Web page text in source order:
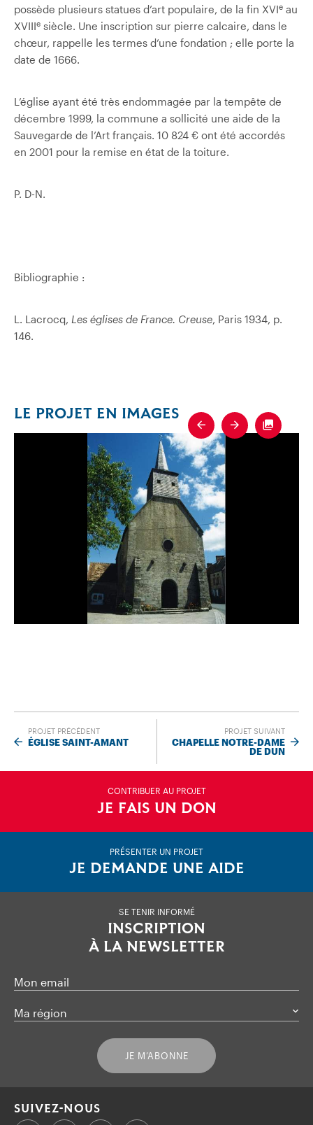
possède plusieurs statues d’art populaire, de la fin XVIe au
XVIIIe siècle. Une inscription sur pierre calcaire, dans le
chœur, rappelle les termes d’une fondation ; elle porte la
date de 1666.
L’église ayant été très endommagée par la tempête de
décembre 1999, la commune a sollicité une aide de la
Sauvegarde de l’Art français. 10 824 € ont été accordés
en 2001 pour la remise en état de la toiture.
P. D-N.
Bibliographie :
L. Lacrocq, Les églises de France. Creuse , Paris 1934, p.
146.
LE PROJET EN IMAGES
Previous
Next
PROJET PRÉCÉDENT
ÉGLISE SAINT-AMANT
PROJET SUIVANT
CHAPELLE NOTRE-DAME
DE DUN
CONTRIBUER AU PROJET
JE FAIS UN DON
PRÉSENTER UN PROJET
JE DEMANDE UNE AIDE
SE TENIR INFORMÉ
INSCRIPTION
À LA NEWSLETTER
Mon email
Ma région
JE M’ABONNE
SUIVEZ-NOUS